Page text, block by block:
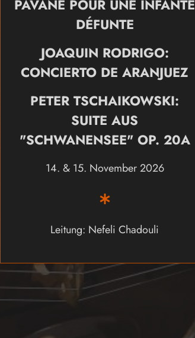
PAVANE POUR UNE INFANTE
DÉFUNTE
JOAQUIN RODRIGO:
CONCIERTO DE ARANJUEZ
PETER TSCHAIKOWSKI:
SUITE AUS
"SCHWANENSEE" OP. 20A
14. & 15. November 2026
Leitung: Nefeli Chadouli